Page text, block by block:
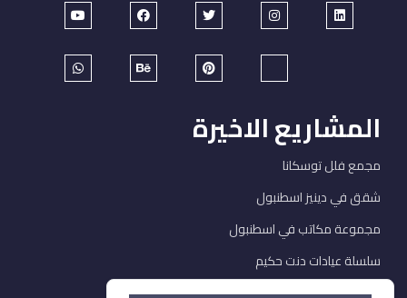
المشاريع الاخيرة
مجمع فلل توسكانا
شقق في دينيز اسطنبول
مجموعة مكاتب في اسطنبول
سلسلة عيادات دنت حكيم